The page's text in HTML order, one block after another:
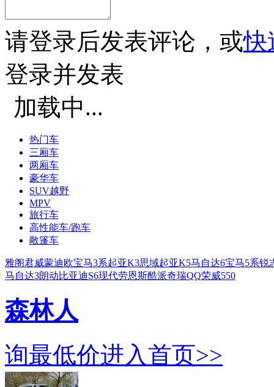
请登录后发表评论，或快
登录并发表
加载中...
热门车
三厢车
两厢车
豪华车
SUV越野
MPV
旅行车
高性能车/跑车
敞篷车
雅阁君威蒙迪欧宝马3系起亚K3思域起亚K5马自达6宝马5系锐
马自达3朗动比亚迪S6现代劳恩斯酷派奇瑞QQ荣威550
森林人
询最低价进入首页>>